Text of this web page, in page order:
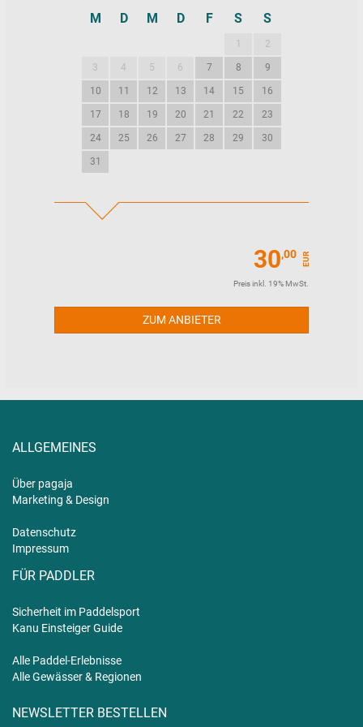
M D M D F S S
1 2
3 4 5 6 7 8 9
10 11 12 13 14 15 16
17 18 19 20 21 22 23
24 25 26 27 28 29 30
31
30,00 EUR
Preis inkl. 19% MwSt.
ZUM ANBIETER
ALLGEMEINES
Über pagaja
Marketing & Design
Datenschutz
Impressum
FÜR PADDLER
Sicherheit im Paddelsport
Kanu Einsteiger Guide
Alle Paddel-Erlebnisse
Alle Gewässer & Regionen
NEWSLETTER BESTELLEN